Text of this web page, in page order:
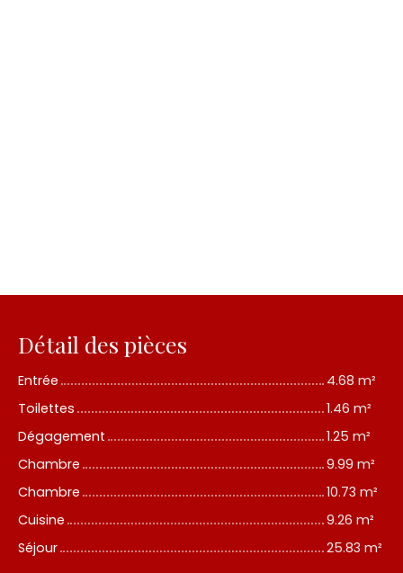
Détail des pièces
Entrée
4.68 m²
Toilettes
1.46 m²
Dégagement
1.25 m²
Chambre
9.99 m²
Chambre
10.73 m²
Cuisine
9.26 m²
Séjour
25.83 m²